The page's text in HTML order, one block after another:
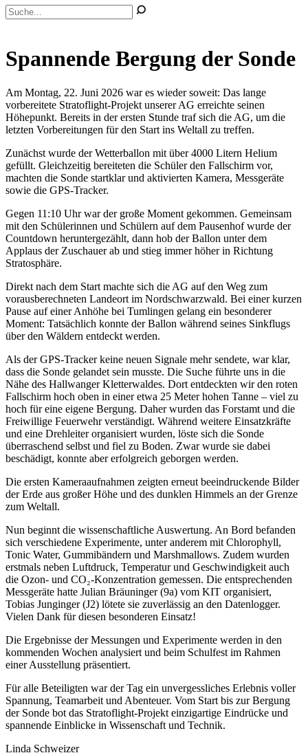
Spannende Bergung der Sonde
Am Montag, 22. Juni 2026 war es wieder soweit: Das lange
vorbereitete Stratoflight-Projekt unserer AG erreichte seinen
Höhepunkt. Bereits in der ersten Stunde traf sich die AG, um die
letzten Vorbereitungen für den Start ins Weltall zu treffen.
Zunächst wurde der Wetterballon mit über 4000 Litern Helium
gefüllt. Gleichzeitig bereiteten die Schüler den Fallschirm vor,
machten die Sonde startklar und aktivierten Kamera, Messgeräte
sowie die GPS-Tracker.
Gegen 11:10 Uhr war der große Moment gekommen. Gemeinsam
mit den Schülerinnen und Schülern auf dem Pausenhof wurde der
Countdown heruntergezählt, dann hob der Ballon unter dem
Applaus der Zuschauer ab und stieg immer höher in Richtung
Stratosphäre.
Direkt nach dem Start machte sich die AG auf den Weg zum
vorausberechneten Landeort im Nordschwarzwald. Bei einer kurzen
Pause auf einer Anhöhe bei Tumlingen gelang ein besonderer
Moment: Tatsächlich konnte der Ballon während seines Sinkflugs
über den Wäldern entdeckt werden.
Als der GPS-Tracker keine neuen Signale mehr sendete, war klar,
dass die Sonde gelandet sein musste. Die Suche führte uns in die
Nähe des Hallwanger Kletterwaldes. Dort entdeckten wir den roten
Fallschirm hoch oben in einer etwa 25 Meter hohen Tanne – viel zu
hoch für eine eigene Bergung. Daher wurden das Forstamt und die
Freiwillige Feuerwehr verständigt. Während weitere Einsatzkräfte
und eine Drehleiter organisiert wurden, löste sich die Sonde
überraschend selbst und fiel zu Boden. Zwar wurde sie dabei
beschädigt, konnte aber erfolgreich geborgen werden.
Die ersten Kameraaufnahmen zeigten erneut beeindruckende Bilder
der Erde aus großer Höhe und des dunklen Himmels an der Grenze
zum Weltall.
Nun beginnt die wissenschaftliche Auswertung. An Bord befanden
sich verschiedene Experimente, unter anderem mit Chlorophyll,
Tonic Water, Gummibändern und Marshmallows. Zudem wurden
erstmals neben Luftdruck, Temperatur und Geschwindigkeit auch
die Ozon- und CO₂-Konzentration gemessen. Die entsprechenden
Messgeräte hatte Julian Bräuninger (9a) vom KIT organisiert,
Tobias Junginger (J2) lötete sie zuverlässig an den Datenlogger.
Vielen Dank für diesen besonderen Einsatz!
Die Ergebnisse der Messungen und Experimente werden in den
kommenden Wochen analysiert und beim Schulfest im Rahmen
einer Ausstellung präsentiert.
Für alle Beteiligten war der Tag ein unvergessliches Erlebnis voller
Spannung, Teamarbeit und Abenteuer. Vom Start bis zur Bergung
der Sonde bot das Stratoflight-Projekt einzigartige Eindrücke und
spannende Einblicke in Wissenschaft und Technik.
Linda Schweizer